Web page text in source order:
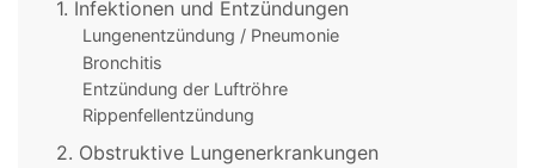
1. Infektionen und Entzündungen
Lungenentzündung / Pneumonie
Bronchitis
Entzündung der Luftröhre
Rippenfellentzündung
2. Obstruktive Lungenerkrankungen